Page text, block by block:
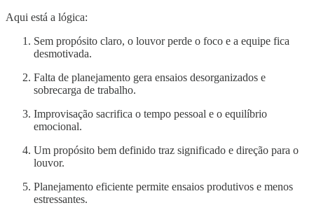
Aqui está a lógica:
Sem propósito claro, o louvor perde o foco e a equipe fica
desmotivada.
Falta de planejamento gera ensaios desorganizados e
sobrecarga de trabalho.
Improvisação sacrifica o tempo pessoal e o equilíbrio
emocional.
Um propósito bem definido traz significado e direção para o
louvor.
Planejamento eficiente permite ensaios produtivos e menos
estressantes.